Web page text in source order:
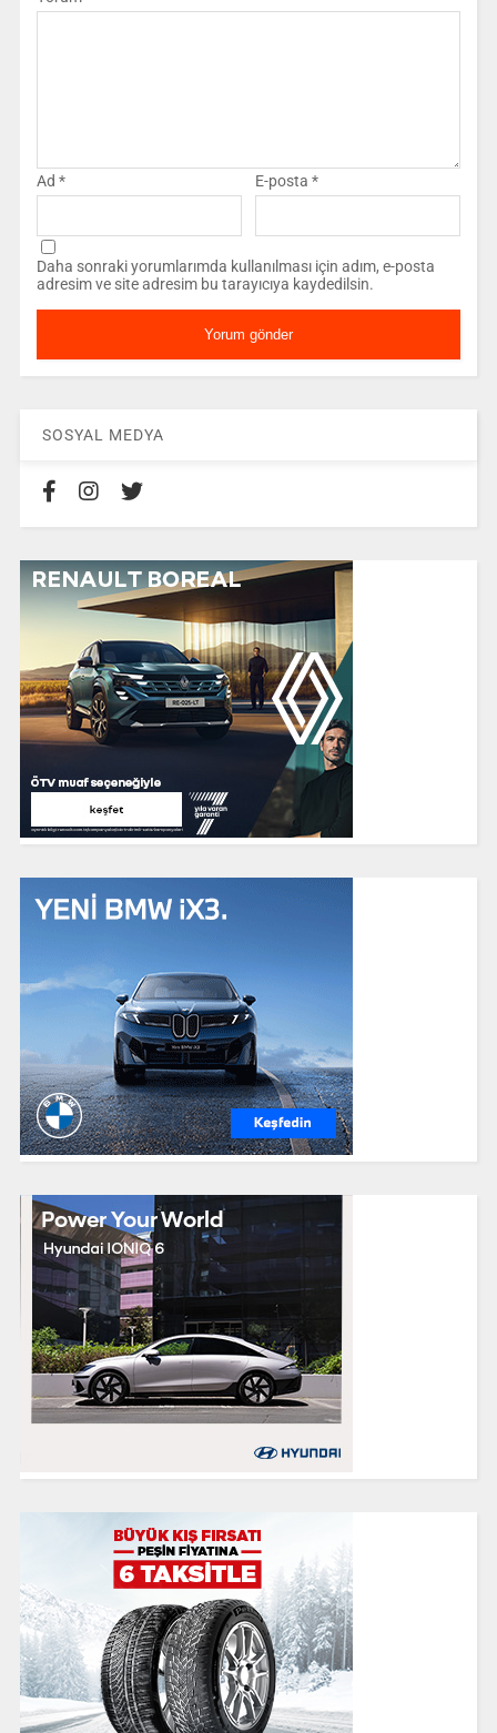
Ad * E-posta *
Daha sonraki yorumlarımda kullanılması için adım, e-posta
adresim ve site adresim bu tarayıcıya kaydedilsin.
SOSYAL MEDYA